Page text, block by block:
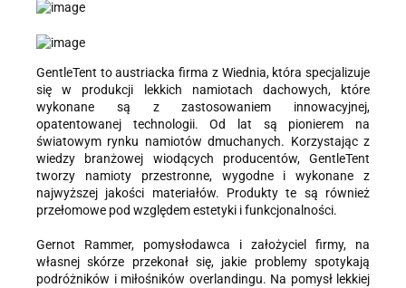
GentleTent to austriacka firma z Wiednia, która specjalizuje
się w produkcji lekkich namiotach dachowych, które
wykonane są z zastosowaniem innowacyjnej,
opatentowanej technologii. Od lat są pionierem na
światowym rynku namiotów dmuchanych. Korzystając z
wiedzy branżowej wiodących producentów, GentleTent
tworzy namioty przestronne, wygodne i wykonane z
najwyższej jakości materiałów. Produkty te są również
przełomowe pod względem estetyki i funkcjonalności.
Gernot Rammer, pomysłodawca i założyciel firmy, na
własnej skórze przekonał się, jakie problemy spotykają
podróżników i miłośników overlandingu. Na pomysł lekkiej